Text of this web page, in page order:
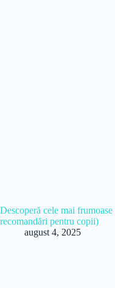
Descoperă cele mai
recomandări pentru copii)
august 4, 2025